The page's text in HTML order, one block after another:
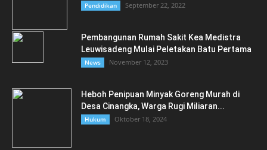
Pendidikan September 22, 2022
Pembangunan Rumah Sakit Kea Medistra
Leuwisadeng Mulai Peletakan Batu Pertama
News November 12, 2023
Heboh Penipuan Minyak Goreng Murah di
Desa Cinangka, Warga Rugi Miliaran...
Hukum Oktober 18, 2024